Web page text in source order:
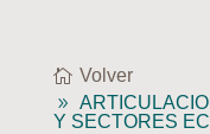
Volver
Y SECTORES